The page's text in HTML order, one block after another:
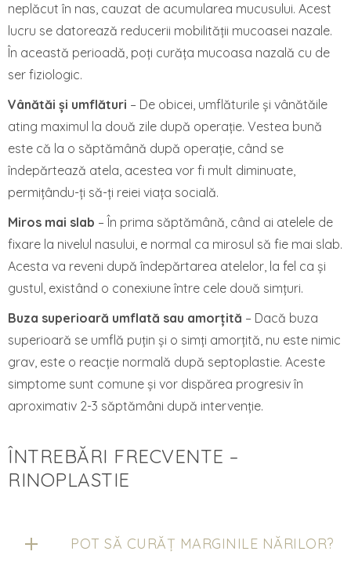
neplăcut în nas, cauzat de acumularea mucusului. Acest
lucru se datorează reducerii mobilității mucoasei nazale.
În această perioadă, poți curăța mucoasa nazală cu de
ser fiziologic.
Vânătăi și umflături – De obicei, umflăturile și vânătăile
ating maximul la două zile după operație. Vestea bună
este că la o săptămână după operație, când se
îndepărtează atela, acestea vor fi mult diminuate,
permițându-ți să-ți reiei viața socială.
Miros mai slab – În prima săptămână, când ai atelele de
fixare la nivelul nasului, e normal ca mirosul să fie mai slab.
Acesta va reveni după îndepărtarea atelelor, la fel ca și
gustul, existând o conexiune între cele două simțuri.
Buza superioară umflată sau amorțită – Dacă buza
superioară se umflă puțin și o simți amorțită, nu este nimic
grav, este o reacție normală după septoplastie. Aceste
simptome sunt comune și vor dispărea progresiv în
aproximativ 2-3 săptămâni după intervenție.
ÎNTREBĂRI FRECVENTE –
RINOPLASTIE
POT SĂ CURĂȚ MARGINILE NĂRILOR?